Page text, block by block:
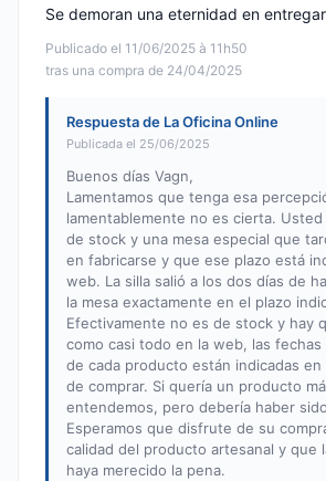
Publicado el 11/06/2025 à 11h50
tras una compra de 24/04/2025
Se demoran una eternidad en entregar
Respuesta de La Oficina Online
Publicada el 25/06/2025
Buenos días Vagn,
Lamentamos que tenga esa
lamentablemente no es cierta.
de stock y una mesa especial que
en fabricarse y que ese plazo está
web. La silla salió a los dos días de
la mesa exactamente en el plazo
Efectivamente no es de stock y hay
como casi todo en la web, las
de cada producto están indicadas
de comprar. Si quería un producto
entendemos, pero debería haber
Esperamos que disfrute de su
calidad del producto artesanal y que
haya merecido la pena.